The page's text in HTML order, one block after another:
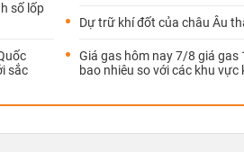
số lốp
sắc
Dự trữ khí đốt của châu Âu
Giá gas hôm nay 7/8 giá gas
bao nhiêu so với các khu vực